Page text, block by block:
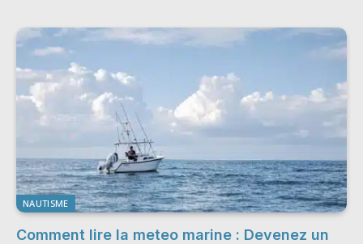
NAUTISME
Comment lire la meteo marine : Devenez un